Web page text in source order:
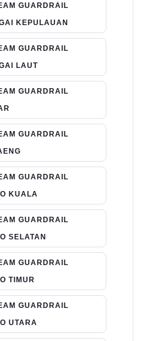
GUARDRAIL
KEPULAUAN
GUARDRAIL
LAUT
GUARDRAIL
GUARDRAIL
GUARDRAIL
KUALA
GUARDRAIL
SELATAN
GUARDRAIL
TIMUR
GUARDRAIL
UTARA